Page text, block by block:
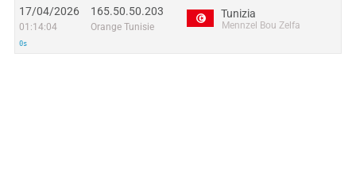
17/04/2026
01:14:04
0s
165.50.50.203
Orange Tunisie
Tunizia
Mennzel Bou Zelfa